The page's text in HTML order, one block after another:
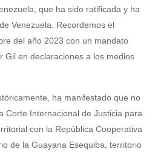
que ha sido ratificada y ha
Venezuela. Recordemos el
del año 2023 con un mandato
Gil en declaraciones a los medios
ha manifestado que no
Corte Internacional de Justicia para
con la República Cooperativa
de la Guayana Esequiba, territorio